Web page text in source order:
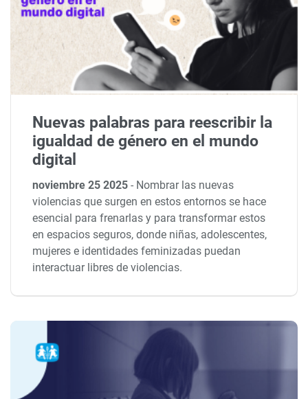
Nuevas palabras para reescribir la
igualdad de género en el mundo
digital
noviembre 25 2025- Nombrar las nuevas
violencias que surgen en estos entornos se hace
esencial para frenarlas y para transformar estos
en espacios seguros, donde niñas, adolescentes,
mujeres e identidades feminizadas puedan
interactuar libres de violencias.